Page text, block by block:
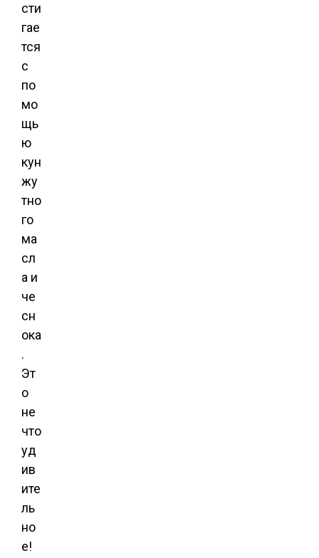
сти
гае
тся
с
по
мо
щь
ю
кун
жу
тно
го
ма
сл
а и
че
сн
ока
.
Эт
о
не
что
уд
ив
ите
ль
но
е!